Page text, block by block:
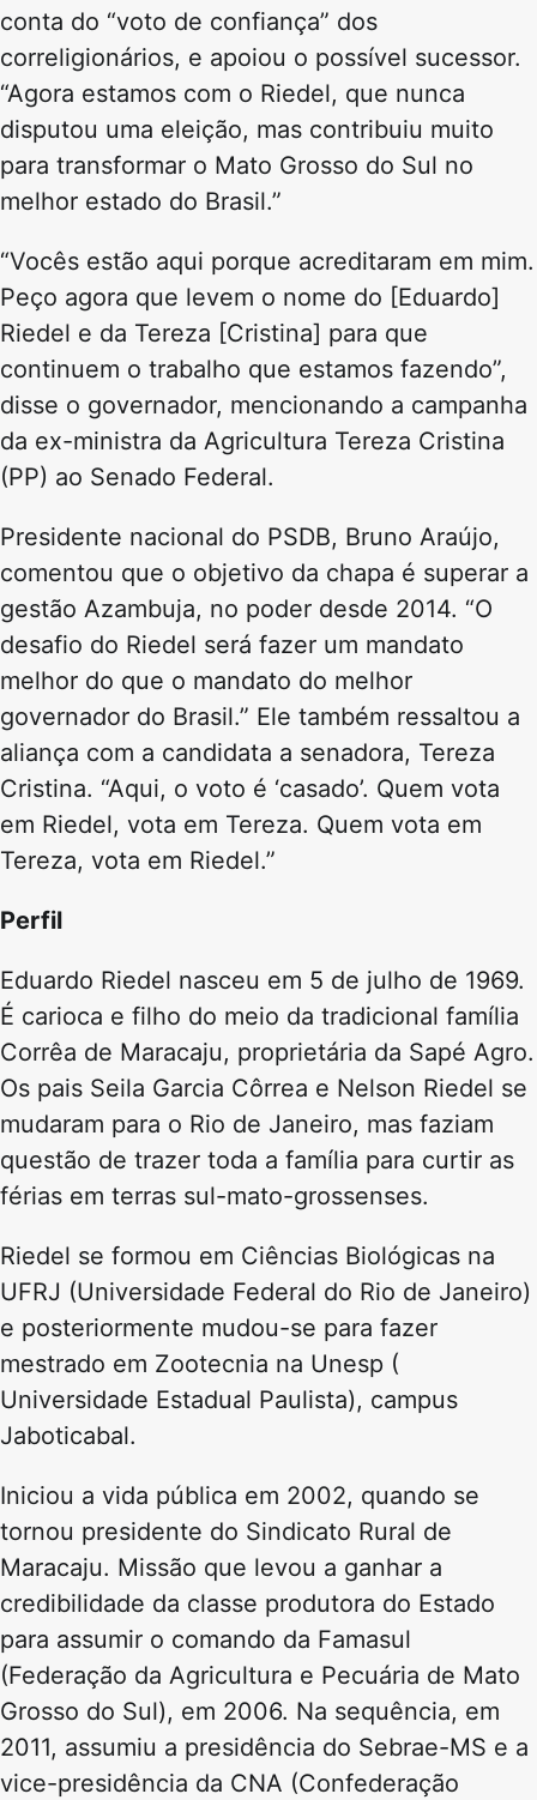
conta do “voto de confiança” dos
correligionários, e apoiou o possível sucessor.
“Agora estamos com o Riedel, que nunca
disputou uma eleição, mas contribuiu muito
para transformar o Mato Grosso do Sul no
melhor estado do Brasil.”
“Vocês estão aqui porque acreditaram em mim.
Peço agora que levem o nome do [Eduardo]
Riedel e da Tereza [Cristina] para que
continuem o trabalho que estamos fazendo”,
disse o governador, mencionando a campanha
da ex-ministra da Agricultura Tereza Cristina
(PP) ao Senado Federal.
Presidente nacional do PSDB, Bruno Araújo,
comentou que o objetivo da chapa é superar a
gestão Azambuja, no poder desde 2014. “O
desafio do Riedel será fazer um mandato
melhor do que o mandato do melhor
governador do Brasil.” Ele também ressaltou a
aliança com a candidata a senadora, Tereza
Cristina. “Aqui, o voto é ‘casado’. Quem vota
em Riedel, vota em Tereza. Quem vota em
Tereza, vota em Riedel.”
Perfil
Eduardo Riedel nasceu em 5 de julho de 1969.
É carioca e filho do meio da tradicional família
Corrêa de Maracaju, proprietária da Sapé Agro.
Os pais Seila Garcia Côrrea e Nelson Riedel se
mudaram para o Rio de Janeiro, mas faziam
questão de trazer toda a família para curtir as
férias em terras sul-mato-grossenses.
Riedel se formou em Ciências Biológicas na
UFRJ (Universidade Federal do Rio de Janeiro)
e posteriormente mudou-se para fazer
mestrado em Zootecnia na Unesp (
Universidade Estadual Paulista), campus
Jaboticabal.
Iniciou a vida pública em 2002, quando se
tornou presidente do Sindicato Rural de
Maracaju. Missão que levou a ganhar a
credibilidade da classe produtora do Estado
para assumir o comando da Famasul
(Federação da Agricultura e Pecuária de Mato
Grosso do Sul), em 2006. Na sequência, em
2011, assumiu a presidência do Sebrae-MS e a
vice-presidência da CNA (Confederação